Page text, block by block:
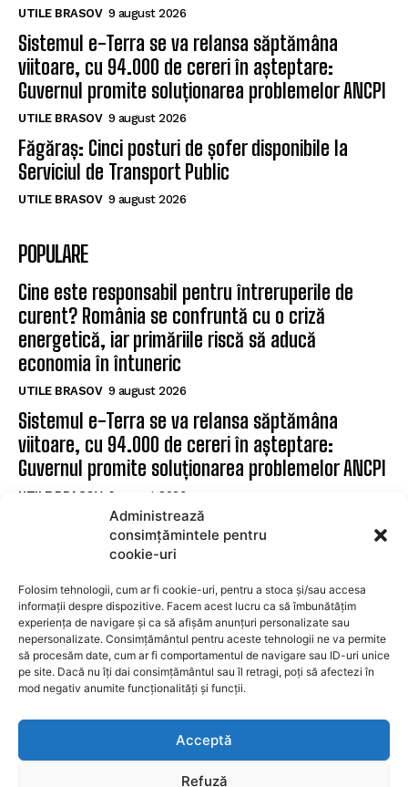
Administrează
consimțămintele pentru
cookie-uri
Folosim tehnologii, cum ar fi cookie-uri, pentru a stoca și/sau accesa
informații despre dispozitive. Facem acest lucru ca să îmbunătățim
experiența de navigare și ca să afișăm anunțuri personalizate sau
nepersonalizate. Consimțământul pentru aceste tehnologii ne va permite
să procesăm date, cum ar fi comportamentul de navigare sau ID-uri unice
pe site. Dacă nu îți dai consimțământul sau îl retragi, poți să afectezi în
mod negativ anumite funcționalități și funcții.
Acceptă
Refuză
UTILE BRASOV 9 august 2026
Sistemul e-Terra se va relansa săptămâna
viitoare, cu 94.000 de cereri în așteptare:
Guvernul promite soluționarea problemelor ANCPI
UTILE BRASOV 9 august 2026
Făgăraș: Cinci posturi de șofer disponibile la
Serviciul de Transport Public
UTILE BRASOV 9 august 2026
POPULARE
Cine este responsabil pentru întreruperile de
curent? România se confruntă cu o criză
energetică, iar primăriile riscă să aducă
economia în întuneric
UTILE BRASOV 9 august 2026
Sistemul e-Terra se va relansa săptămâna
viitoare, cu 94.000 de cereri în așteptare:
Guvernul promite soluționarea problemelor ANCPI
UTILE BRASOV 9 august 2026
Făgăraș: Cinci posturi de șofer disponibile la
Serviciul de Transport Public
SUBSCRIBE
I WANT IN
Privacy Policy